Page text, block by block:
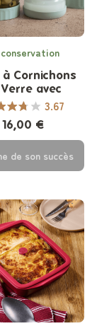
à Cornichons
avec
3.67
16,00 €
de son succès